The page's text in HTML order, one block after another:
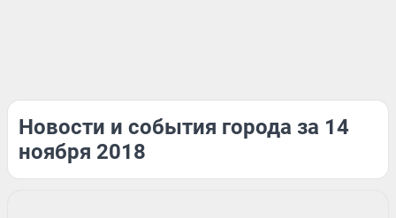
Новости и события города за 14
ноября 2018